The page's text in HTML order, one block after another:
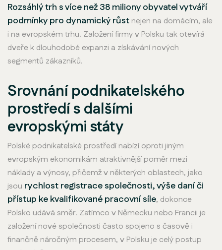
Rozsáhlý trh s více než 38 miliony obyvatel vytváří
podmínky pro dynamický růst nejen na domácím, ale
i na evropském trhu. Založení firmy v Polsku tak otevírá
dveře k dlouhodobé expanzi a získávání nových
segmentů zákazníků.
Srovnání podnikatelského
prostředí s dalšími
evropskými státy
Polské podnikatelské prostředí nabízí oproti jiným
evropským ekonomikám atraktivnější poměr mezi
náklady a výnosy, přičemž v některých oblastech, jako
jsou rychlost registrace společnosti, výše daní či
přístup ke kvalifikované pracovní síle, dokonce
Polsko udává směr. Zatímco v Německu nebo Francii je
založení nové společnosti často spojeno s časově i
finančně náročným procesem, v Polsku je celý postup